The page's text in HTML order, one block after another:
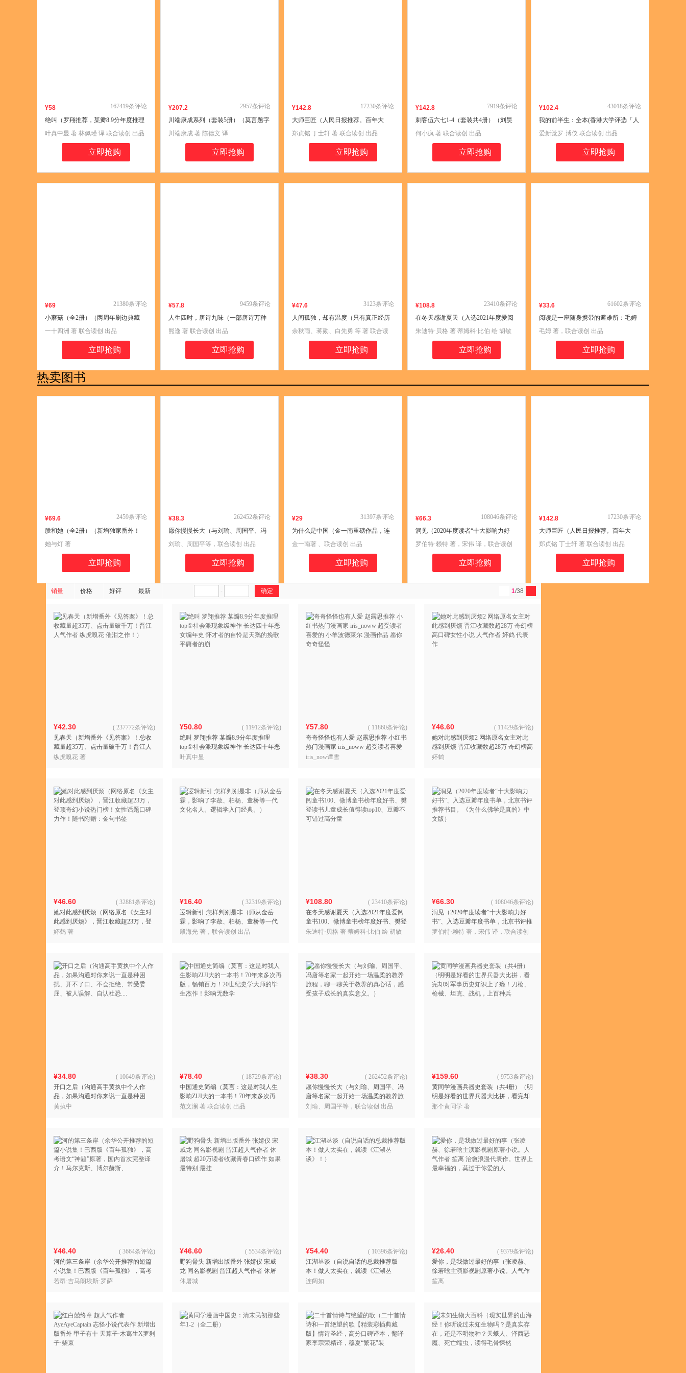
¥58
绝叫（罗翔推荐，某瓣8.9分年度推理
top①社会派现象级神作，长达四十年
恶女编年史，怀才者的自怜是天鹅的
挽歌，平庸者的崩坏是野兽的绝
167419条评论
叶真中显 著 林佩瑾 译 联合读创 出品
立即抢购
¥207.2
川端康成系列（套装5册）（莫言题字
推荐！诺贝尔文学奖获得者、日本文
学大师川端康成逝世50周年纪念版，
全新精装典藏版）
2957条评论
川端康成 著 陈德文 译
立即抢购
¥142.8
大师巨匠（人民日报推荐。百年大
师，世纪巨匠，打造中国人的灵魂书
房。大师们的智慧、风骨、气节，是
中国人精神的典范。）
17230条评论
郑贞铭 丁士轩 著 联合读创 出品
立即抢购
¥142.8
刺客伍六七1-4（套装共4册）（刘昊
然盛赞！燃爆全球190个国家！荣获
2020年白玉兰奖！超3000万人追
7919条评论
何小疯 著 联合读创 出品
立即抢购
¥102.4
我的前半生：全本(香港大学评选「人
生的100本书」，近代史上绝不可跨越
的人物，唯一为自己做传的中国皇帝
——爱新觉罗·溥仪。)
43018条评论
爱新觉罗·溥仪 联合读创 出品
立即抢购
¥69
小蘑菇（全2册）（两周年刷边典藏
版）（全版烫金函套设计+极光刷边设
计+新增印特签。高人气作者一十四洲
年度口碑力作！华语科幻星云奖银奖
21380条评论
一十四洲 著 联合读创 出品
立即抢购
¥57.8
人生四时，唐诗九味（一部唐诗万种
生活！“熊逸唐诗50讲”全彩版。罗振
宇推崇罗辑思维推荐万维钢做序，跟
熊逸领略唐诗滋味看透四时人生！）
9459条评论
熊逸 著 联合读创 出品
立即抢购
¥47.6
人间孤独，却有温度（只有真正经历
过孤独的人，才能真切感受到这世间
的人情冷暖。那些无人诉说的心事、
没人在乎的情绪、无法启齿的爱意，
在本书都能寻到共鸣，让孤独的灵魂
3123条评论
余秋雨、蒋勋、白先勇 等 著 联合读
创 出品
立即抢购
¥108.8
在冬天感谢夏天（入选2021年度爱阅
童书100、微博童书榜年度好书、樊登
读书儿童成长值得读top10、豆瓣不可
错过高分童书，文学报2022.1童书好
23410条评论
朱迪特·贝格 著 蒂姆科·比伯 绘 胡敏
译 联合读创 出品
立即抢购
¥33.6
阅读是一座随身携带的避难所：毛姆
读书随笔
61602条评论
毛姆 著，联合读创 出品
立即抢购
热卖图书
¥69.6
朕和她（全2册）（新增独家番外！
《东厂观察笔记》（《观鹤笔记》）
作者，晋江总积分超20亿、点击量近
千万——她与灯 古言虐恋代表作！全
2459条评论
她与灯 著
立即抢购
¥38.3
愿你慢慢长大（与刘瑜、周国平、冯
唐等名家一起开始一场温柔的教养旅
程，聊一聊关于教养的真心话，感受
孩子成长的真实意义。）
262452条评论
刘瑜、周国平等，联合读创 出品
立即抢购
¥29
为什么是中国（金一南重磅作品，连
续两年高居畅销榜，发行量超100万
册。后疫情时代，中国的优势和未来
在哪里？面对全球百年未有之大变
局，中国将以何应对？）
31397条评论
金一南著 、联合读创 出品
立即抢购
¥66.3
洞见（2020年度读者“十大影响力好
书”、入选豆瓣年度书单，北京书评推
荐书目。《为什么佛学是真的》中文
108046条评论
罗伯特·赖特 著，宋伟 译，联合读创
立即抢购
¥142.8
大师巨匠（人民日报推荐。百年大
师，世纪巨匠，打造中国人的灵魂书
房。大师们的智慧、风骨、气节，是
中国人精神的典范。）
17230条评论
郑贞铭 丁士轩 著 联合读创 出品
立即抢购
销量 价格 好评 最新 1/38
¥42.30
见春天（新增番外《见答案》！总收
藏量超35万、点击量破千万！晋江人
气作者 纵虎嗅花 催泪之作！）
( 237772条评论)
纵虎嗅花 著
¥50.80
绝叫 罗翔推荐 某瓣8.9分年度推理
top①社会派现象级神作 长达四十年恶
女编年史 怀才者的自怜是天鹅的挽歌
( 11912条评论)
叶真中显
¥57.80
奇奇怪怪也有人爱 赵露思推荐 小红书
热门漫画家 iris_noww 超受读者喜爱
的 小羊波德莱尔 漫画作品 愿你奇奇
( 11860条评论)
iris_now谭雪
¥46.60
她对此感到厌烦2 网络原名女主对此
感到厌烦 晋江收藏数超28万 奇幻榜高
口碑女性小说 人气作者 妚鹤 代表作
( 11429条评论)
妚鹤
¥46.60
她对此感到厌烦（网络原名《女主对
此感到厌烦》，晋江收藏超23万，登
顶奇幻小说热门榜！女性话题口碑力
( 32881条评论)
妚鹤 著
¥16.40
逻辑新引·怎样判别是非（师从金岳
霖，影响了李敖、柏杨、董桥等一代
文化名人。逻辑学入门经典。）
( 32319条评论)
殷海光 著，联合读创 出品
¥108.80
在冬天感谢夏天（入选2021年度爱阅
童书100、微博童书榜年度好书、樊登
读书儿童成长值得读top10、豆瓣不可
( 23410条评论)
朱迪特·贝格 著 蒂姆科·比伯 绘 胡敏
¥66.30
洞见（2020年度读者“十大影响力好
书”、入选豆瓣年度书单，北京书评推
荐书目。《为什么佛学是真的》中文
( 108046条评论)
罗伯特·赖特 著，宋伟 译，联合读创
¥34.80
开口之后（沟通高手黄执中个人作
品，如果沟通对你来说一直是种困
扰、开不了口、不会拒绝、常受委
( 10649条评论)
黄执中
¥78.40
中国通史简编（莫言：这是对我人生
影响ZUI大的一本书！70年来多次再
版，畅销百万！20世纪史学大师的毕
( 18729条评论)
范文澜 著 联合读创 出品
¥38.30
愿你慢慢长大（与刘瑜、周国平、冯
唐等名家一起开始一场温柔的教养旅
程，聊一聊关于教养的真心话，感受
( 262452条评论)
刘瑜、周国平等，联合读创 出品
¥159.60
黄同学漫画兵器史套装（共4册）（明
明是好看的世界兵器大比拼，看完却
对军事历史知识上了瘾！刀枪、枪
( 9753条评论)
那个黄同学 著
¥46.40
河的第三条岸（余华公开推荐的短篇
小说集！巴西版《百年孤独》，高考
语文“神题”原著，国内首次完整译
( 3664条评论)
若昂·吉马朗埃斯·罗萨
¥46.60
野狗骨头 新增出版番外 张婧仪 宋威
龙 同名影视剧 晋江超人气作者 休屠
城 超20万读者收藏青春口碑作 如果最
( 5534条评论)
休屠城
¥54.40
江湖丛谈（自说自话的总裁推荐版
本！做人太实在，就读《江湖丛
谈》！）
( 10396条评论)
连阔如
¥26.40
爱你，是我做过最好的事（张凌赫、
徐若晗主演影视剧原著小说。人气作
者 笙离 治愈浪漫代表作。世界上最幸
( 9379条评论)
笙离